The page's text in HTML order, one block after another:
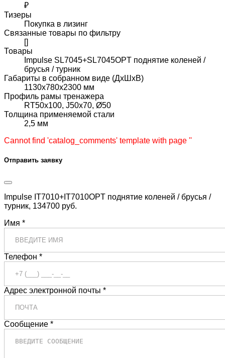
₽
Тизеры
Покупка в лизинг
Связанные товары по фильтру
[]
Товары
Impulse SL7045+SL7045OPT поднятие коленей /
брусья / турник
Габариты в собранном виде (ДxШxВ)
1130x780x2300 мм
Профиль рамы тренажера
RT50x100, J50x70, Ø50
Толщина применяемой стали
2,5 мм
Cannot find 'catalog_comments' template with page ''
Отправить заявку
Impulse IT7010+IT7010OPT поднятие коленей / брусья /
турник, 134700 руб.
Имя *
Телефон *
Адрес электронной почты *
Сообщение *